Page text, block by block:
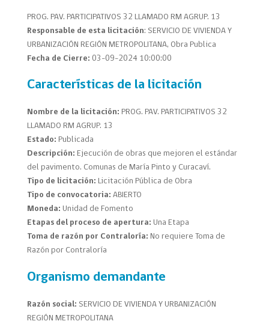
PROG. PAV. PARTICIPATIVOS 32 LLAMADO RM AGRUP. 13
Responsable de esta licitación: SERVICIO DE VIVIENDA Y
URBANIZACIÓN REGIÓN METROPOLITANA, Obra Publica
Fecha de Cierre: 03-09-2024 10:00:00
Características de la licitación
Nombre de la licitación: PROG. PAV. PARTICIPATIVOS 32
LLAMADO RM AGRUP. 13
Estado: Publicada
Descripción: Ejecución de obras que mejoren el estándar
del pavimento. Comunas de María Pinto y Curacaví.
Tipo de licitación: Licitación Pública de Obra
Tipo de convocatoria: ABIERTO
Moneda: Unidad de Fomento
Etapas del proceso de apertura: Una Etapa
Toma de razón por Contraloría: No requiere Toma de
Razón por Contraloría
Organismo demandante
Razón social: SERVICIO DE VIVIENDA Y URBANIZACIÓN
REGIÓN METROPOLITANA